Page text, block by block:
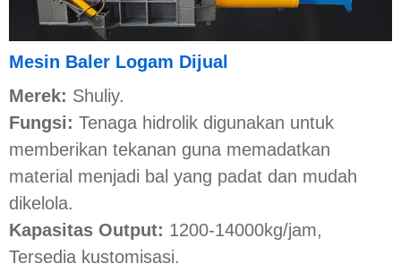
Mesin Baler Logam Dijual
Merek: Shuliy.
Fungsi: Tenaga hidrolik digunakan untuk
memberikan tekanan guna memadatkan
material menjadi bal yang padat dan mudah
dikelola.
Kapasitas Output: 1200-14000kg/jam,
Tersedia kustomisasi.